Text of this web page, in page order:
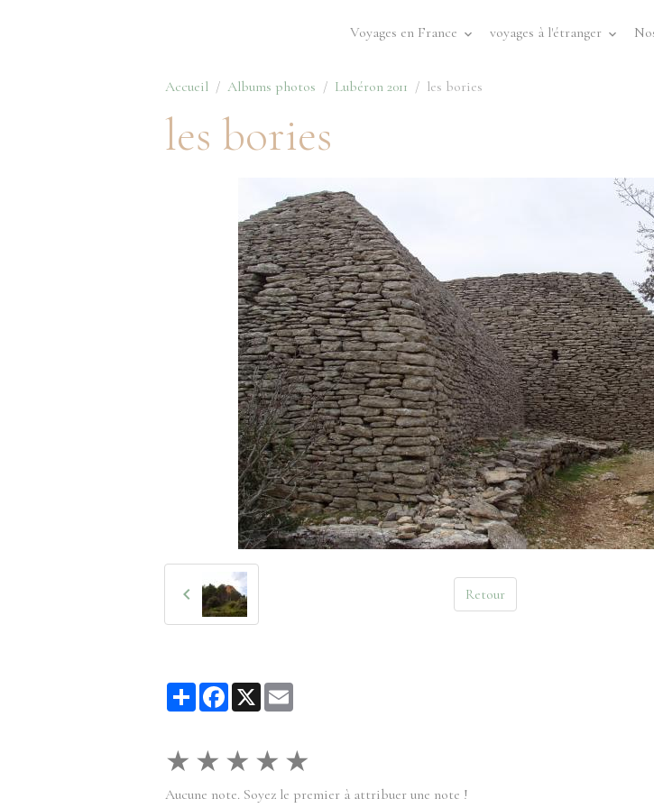
Voyages en France voyages à l'étranger
Accueil Albums photos Lubéron 2011 les bories
les bories
Retour
PartagerFacebook
X
★ ★ ★ ★ ★
Aucune note. Soyez le premier à attribuer une note !